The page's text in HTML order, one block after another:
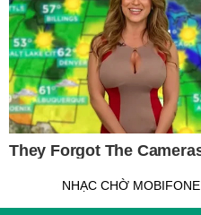
NHẠC CHỜ MOBIFONE